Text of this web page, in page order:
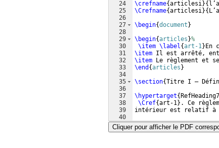
24
25
26
27
28
29
30
31
32
33
34
35
36
37
38
39
40
41
\crefname{articlesi}{
\Crefname{articlesi}{
\begin{document }
\begin{articles }%
\item \label{art-1} En
\item Il est arrêté,
\item Le règlement et
\end {articles }
\section{Titre I –
\hypertarget{
\Cref{art-1} . Ce
intérieur est relatif à la
\begin{articles}[resume]
Cliquer pour afficher le PDF